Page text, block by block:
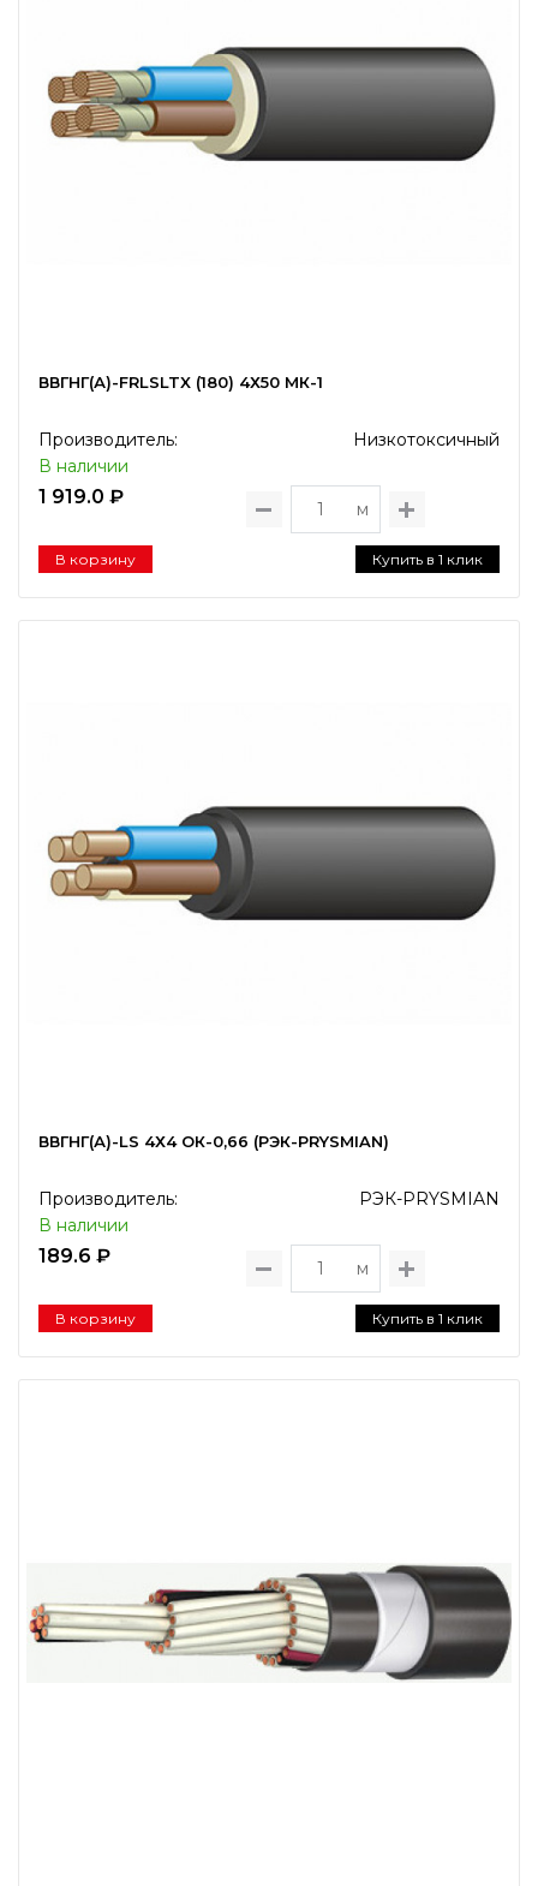
ВВГНГ(А)-FRLSLTX (180) 4Х50 МК-1
Производитель:
Низкотоксичный
В наличии
1 919.0 ₽
м
В корзину Купить в 1 клик
ВВГНГ(А)-LS 4Х4 ОК-0,66 (РЭК-PRYSMIAN)
Производитель:
РЭК-PRYSMIAN
В наличии
189.6 ₽
м
В корзину Купить в 1 клик